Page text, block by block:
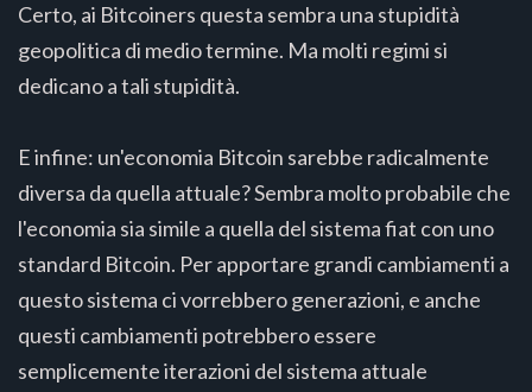
Certo, ai Bitcoiners questa sembra una stupidità
geopolitica di medio termine. Ma molti regimi si
dedicano a tali stupidità.
E infine: un'economia Bitcoin sarebbe radicalmente
diversa da quella attuale? Sembra molto probabile che
l'economia sia simile a quella del sistema fiat con uno
standard Bitcoin. Per apportare grandi cambiamenti a
questo sistema ci vorrebbero generazioni, e anche
questi cambiamenti potrebbero essere
semplicemente iterazioni del sistema attuale